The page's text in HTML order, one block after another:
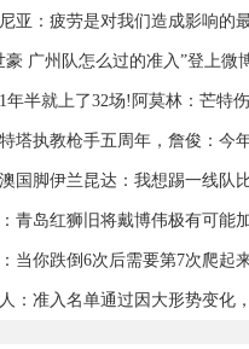
豪 广州队怎么过的准入”登上微
青岛红狮旧将戴博伟极有可能